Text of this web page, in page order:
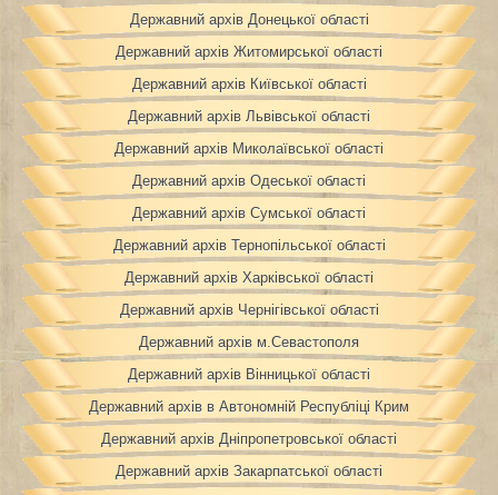
Державний архів Донецької області
Державний архів Житомирської області
Державний архів Київської області
Державний архів Львівської області
Державний архів Миколаївської області
Державний архів Одеської області
Державний архів Сумської області
Державний архів Тернопільської області
Державний архів Харківської області
Державний архів Чернігівської області
Державний архів м.Севастополя
Державний архів Вінницької області
Державний архів в Автономній Республіці Крим
Державний архів Дніпропетровської області
Державний архів Закарпатської області